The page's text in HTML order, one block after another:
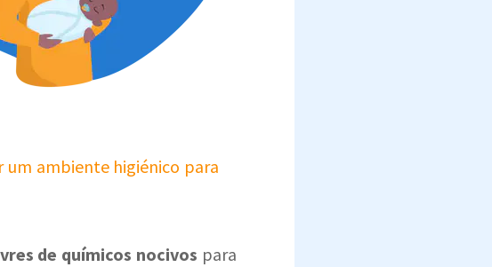
ambiente higiénico para
de químicos nocivos para